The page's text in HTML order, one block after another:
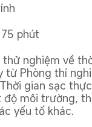
phút
thử nghiệm về
từ Phòng thí
gian sạc
độ môi trường,
yếu tố khác.